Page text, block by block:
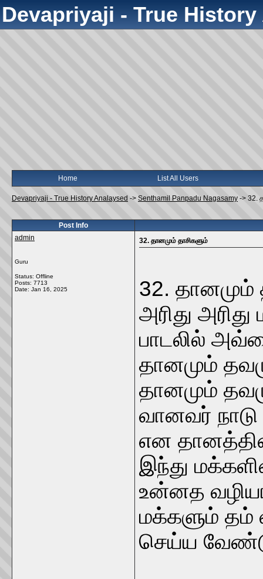
Devapriyaji - True
Home List All Users
Devapriyaji - True History Analaysed -> Senthamil Panpadu Nagasamy -> 32.
Post Info
admin
Guru
Status: Offline
Posts: 7713
Date: Jan 16, 2025
32. தானமும் தாசிகளும்
32. தானமும்
அரிது
பாடலில்
தானமும்
தானமும்
வானவர் நாடு
என
இந்து
உன்னத
மக்களும் தம்
செய்ய